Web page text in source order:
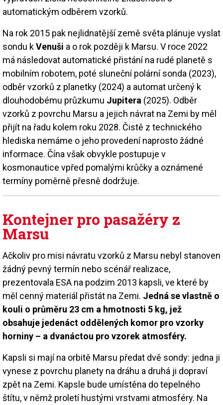
automatickým odběrem vzorků.
Na rok 2015 pak nejlidnatější země světa plánuje vyslat
sondu kVenuši a o rok později k Marsu. V roce 2022
má následovat automatické přistání na rudé planetě s
mobilním robotem, poté sluneční polární sonda (2023),
odběr vzorků z planetky (2024) a automat určený k
dlouhodobému průzkumu Jupitera (2025). Odběr
vzorků z povrchu Marsu a jejich návrat na Zemi by měl
přijít na řadu kolem roku 2028. Čistě z technického
hlediska nemáme o jeho provedení naprosto žádné
informace. Čína však obvykle postupuje v
kosmonautice vpřed pomalými krůčky a oznámené
termíny poměrně přesně dodržuje.
Kontejner pro pasažéry z
Marsu
Ačkoliv pro misi návratu vzorků z Marsu nebyl stanoven
žádný pevný termín nebo scénář realizace,
prezentovala ESA na podzim 2013 kapsli, ve které by
měl cenný materiál přistát na Zemi. Jedná se vlastně o
kouli o průměru 23 cm a hmotnosti 5 kg, jež
obsahuje jedenáct oddělených komor pro vzorky
horniny – a dvanáctou pro vzorek atmosféry.
Kapsli si mají na orbitě Marsu předat dvě sondy: jedna ji
vynese z povrchu planety na dráhu a druhá ji dopraví
zpět na Zemi. Kapsle bude umístěna do tepelného
štítu, v němž proletí hustými vrstvami atmosféry. Na